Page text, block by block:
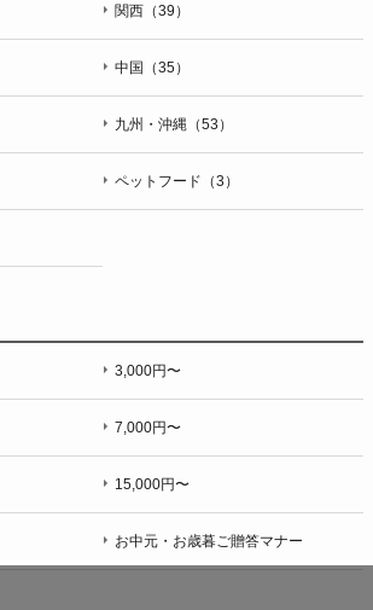
関西（39）
中国（35）
九州・沖縄（53）
ペットフード（3）
3,000円〜
7,000円〜
15,000円〜
お中元・お歳暮ご贈答マナー